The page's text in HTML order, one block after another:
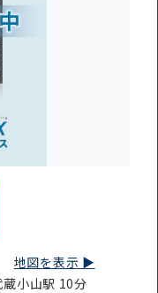
地図を表示 ▶︎
小山駅 10分